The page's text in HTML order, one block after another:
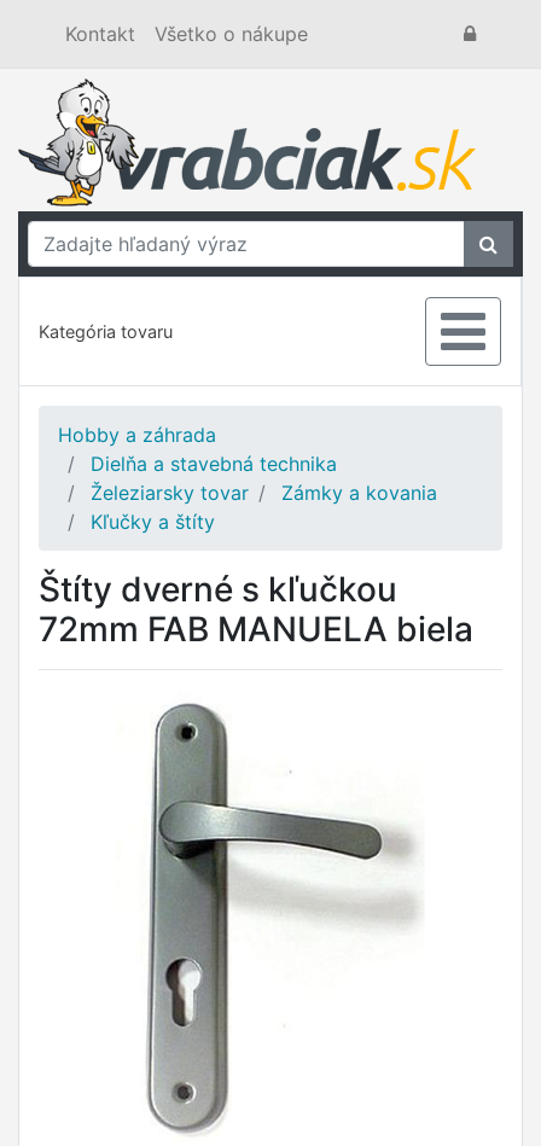
Kontakt Všetko o nákupe
Kategória tovaru
Hobby a záhrada
Dielňa a stavebná technika
Železiarsky tovar
Zámky a kovania
Kľučky a štíty
Štíty dverné s kľučkou
72mm FAB MANUELA biela